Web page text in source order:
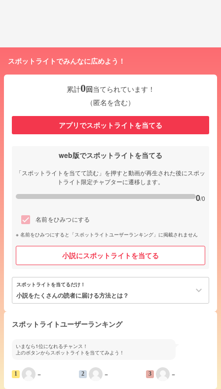
スポットライトでみんなに広めよう！
累計0回当てられています！
（匿名を含む）
アプリでスポットライトを当てる
web版でスポットライトを当てる
「スポットライトを当てて読む」を押すと動画が再生された後にスポッ
トライト限定チャプターに遷移します。
0/0
名前をひみつにする
名前をひみつにすると「スポットライトユーザーランキング」に掲載されません
小説にスポットライトを当てる
スポットライトを当てるだけ！
小説をたくさんの読者に届ける方法とは？ keyboard_arrow_down
スポットライトユーザーランキング
いまなら1位になれるチャンス！
上のボタンからスポットライトを当ててみよう！
1 − 2 − 3 −